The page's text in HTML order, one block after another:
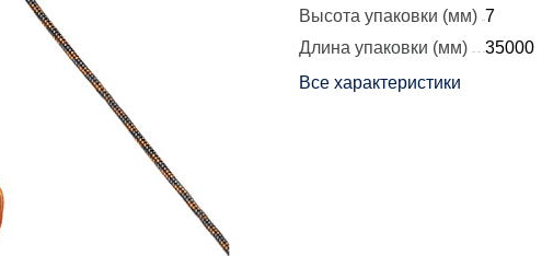
Высота упаковки (мм) 7
Длина упаковки (мм)
35000
Все характеристики